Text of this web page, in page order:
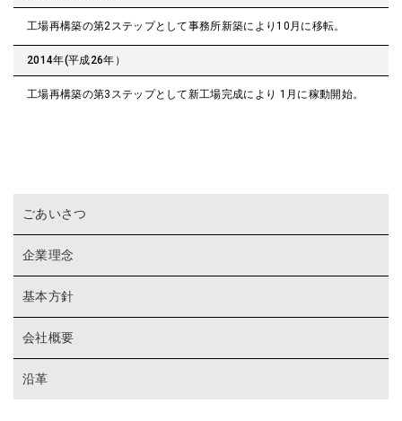
工場再構築の第2ステップとして事務所新築により10月に移転。
2014年(平成26年）
工場再構築の第3ステップとして新工場完成により 1月に稼動開始。
ごあいさつ
企業理念
基本方針
会社概要
沿革